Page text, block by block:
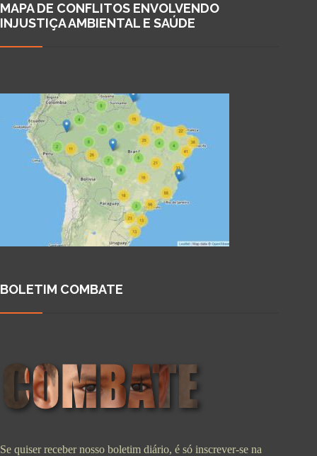
MAPA DE CONFLITOS ENVOLVENDO
INJUSTIÇA AMBIENTAL E SAÚDE
BOLETIM COMBATE
Se quiser receber nosso boletim diário, é só inscrever-se na